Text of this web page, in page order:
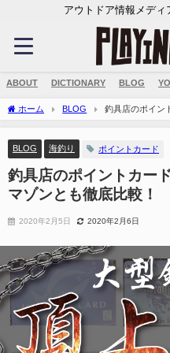
アウトドア情報メディ
ABOUT DICTIONARY BLOG
ホーム BLOG
釣具店のポイン
BLOG 海釣り ポイントカード
釣具店のポイントカー
マゾンとも徹底比較！
2020年2月5日 2020年2月6日